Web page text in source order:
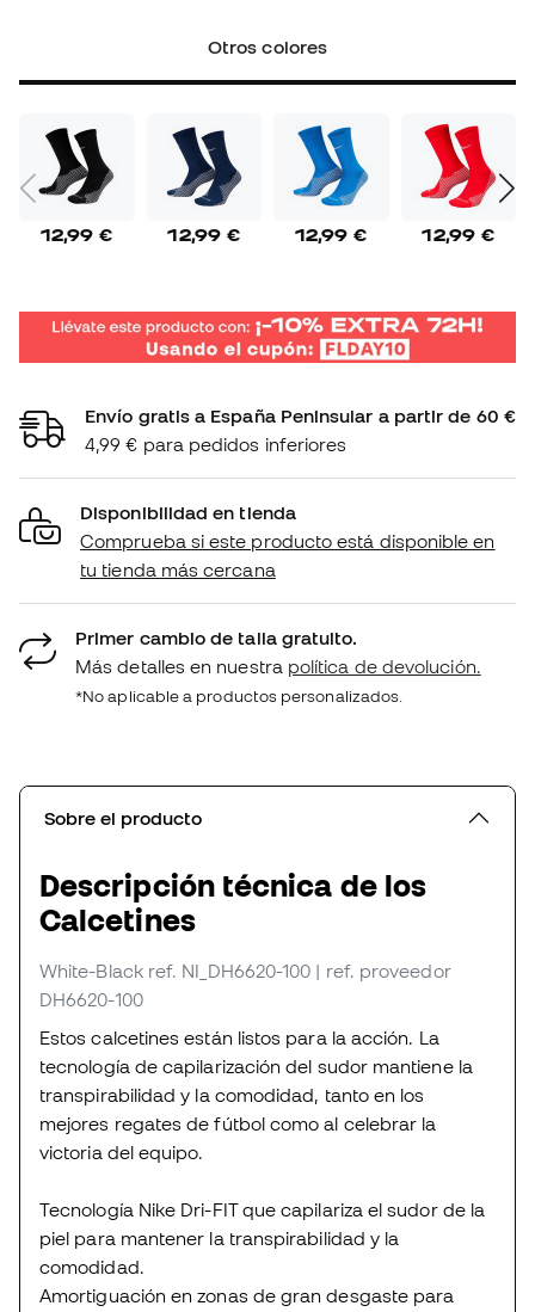
Otros colores
12,99 € 12,99 € 12,99 € 12,99 €
Envío gratis a España Peninsular a partir de 60 €
4,99 € para pedidos inferiores
Disponibilidad en tienda
Comprueba si este producto está disponible en
tu tienda más cercana
Primer cambio de talla gratuito.
Más detalles en nuestra política de devolución.
*No aplicable a productos personalizados.
Sobre el producto
Descripción técnica de los
Calcetines
White-Black ref. NI_DH6620-100 | ref. proveedor
DH6620-100
Estos calcetines están listos para la acción. La
tecnología de capilarización del sudor mantiene la
transpirabilidad y la comodidad, tanto en los
mejores regates de fútbol como al celebrar la
victoria del equipo.
Tecnología Nike Dri-FIT que capilariza el sudor de la
piel para mantener la transpirabilidad y la
comodidad.
Amortiguación en zonas de gran desgaste para